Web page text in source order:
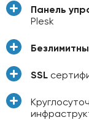
Панель
Plesk
SSL